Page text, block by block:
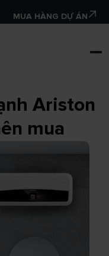
MUA HÀNG DỰ ÁN
Ariston
mua